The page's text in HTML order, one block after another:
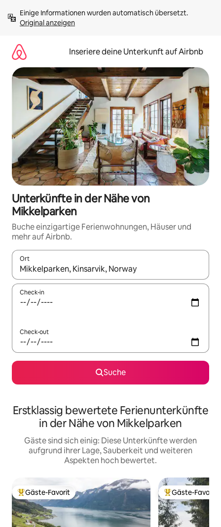
Inhalten
springenOriginal anzeigen
Inseriere deine Unterkunft auf Airbnb
Unterkünfte in der Nähe von
Mikkelparken
Buche einzigartige Ferienwohnungen, Häuser und
mehr auf Airbnb.
Ort
Wenn Ergebnisse verfügbar sind, navigiere mit den
Check-in
Check-out
Suche
Erstklassig bewertete Ferienunterkünfte
in der Nähe von Mikkelparken
Gäste sind sich einig: Diese Unterkünfte werden
aufgrund ihrer Lage, Sauberkeit und weiteren
Aspekten hoch bewertet.
Beliebter Gäste-Favorit.
Gäste-Favorit Beliebter Gäste-
Gäste-Favorit